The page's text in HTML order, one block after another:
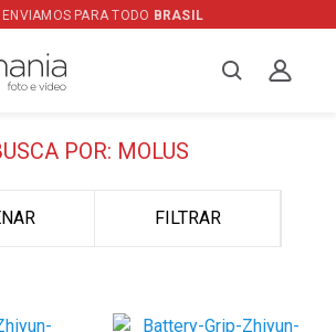
ENVIAMOS PARA TODO BRASIL
POR: MOLUS
FILTRAR